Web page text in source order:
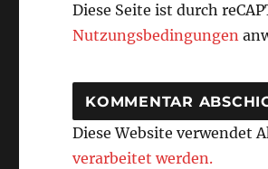
Diese Seite ist durch
Nutzungsbedingungen
Diese Website verwendet
verarbeitet werden.